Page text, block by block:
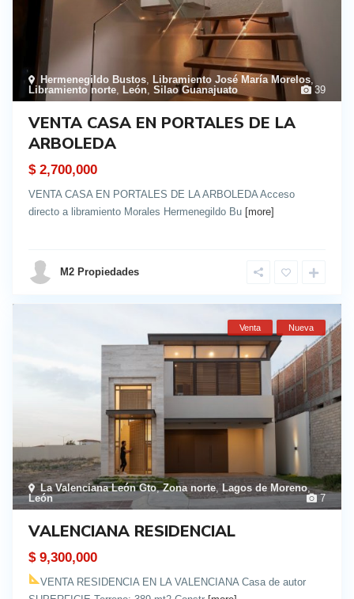
39
Hermenegildo Bustos, Libramiento José María Morelos,
Libramiento norte, León, Silao Guanajuato
VENTA CASA EN PORTALES DE LA
ARBOLEDA
$ 2,700,000
VENTA CASA EN PORTALES DE LA ARBOLEDA Acceso
directo a libramiento Morales Hermenegildo Bu [more]
M2 Propiedades
7
La Valenciana León Gto,Zona norte, Lagos de Moreno,
León
Venta Nueva
VALENCIANA RESIDENCIAL
$ 9,300,000
VENTA RESIDENCIA EN LA VALENCIANA Casa de autor